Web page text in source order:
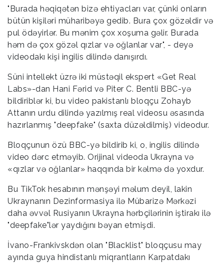
"Burada həqiqətən bizə ehtiyacları var, çünki onların
bütün kişiləri müharibəyə gedib. Bura çox gözəldir və
pul ödəyirlər. Bu mənim çox xoşuma gəlir. Burada
həm də çox gözəl qızlar və oğlanlar var", - deyə
videodakı kişi ingilis dilində danışırdı.
Süni intellekt üzrə iki müstəqil ekspert «Get Real
Labs»-dan Hani Fərid və Piter C. Bentli BBC-yə
bildiriblər ki, bu video pakistanlı bloqçu Zohayb
Attanın urdu dilində yazılmış real videosu əsasında
hazırlanmış "deepfake" (saxta düzəldilmiş) videodur.
Bloqçunun özü BBC-yə bildirib ki, o, ingilis dilində
video dərc etməyib. Orijinal videoda Ukrayna və
«qızlar və oğlanlar» haqqında bir kəlmə də yoxdur.
Bu TikTok hesabının mənşəyi məlum deyil, lakin
Ukraynanın Dezinformasiya ilə Mübarizə Mərkəzi
daha əvvəl Rusiyanın Ukrayna hərbçilərinin iştirakı ilə
"deepfake"lər yaydığını bəyan etmişdi.
İvano-Frankivskdən olan "Blacklist" bloqçusu may
ayında guya hindistanlı miqrantların Karpatdakı